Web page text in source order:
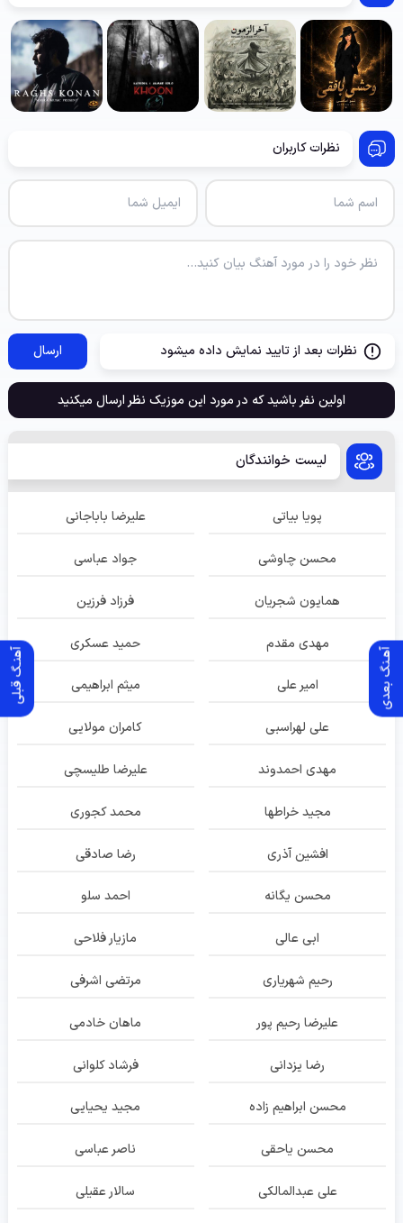
آهنـگ قبلی آهـنگ بعدی
نظرات کاربران
نظرات بعد از تایید نمایش داده میشود ارسال
اولین نفر باشید که در مورد این موزیک نظر ارسال میکنید
لیست خوانندگان
پویا بیاتی علیرضا باباجانی
محسن چاوشی جواد عباسی
همایون شجریان فرزاد فرزین
مهدی مقدم حمید عسکری
امیر علی میثم ابراهیمی
علی لهراسبی کامران مولایی
مهدی احمدوند علیرضا طلیسچی
مجید خراطها محمد کجوری
افشین آذری رضا صادقی
محسن یگانه احمد سلو
ابی عالی مازیار فلاحی
رحیم شهریاری مرتضی اشرفی
علیرضا رحیم پور ماهان خادمی
رضا یزدانی فرشاد کلوانی
محسن ابراهیم زاده مجید یحیایی
محسن یاحقی ناصر عباسی
علی عبدالمالکی سالار عقیلی